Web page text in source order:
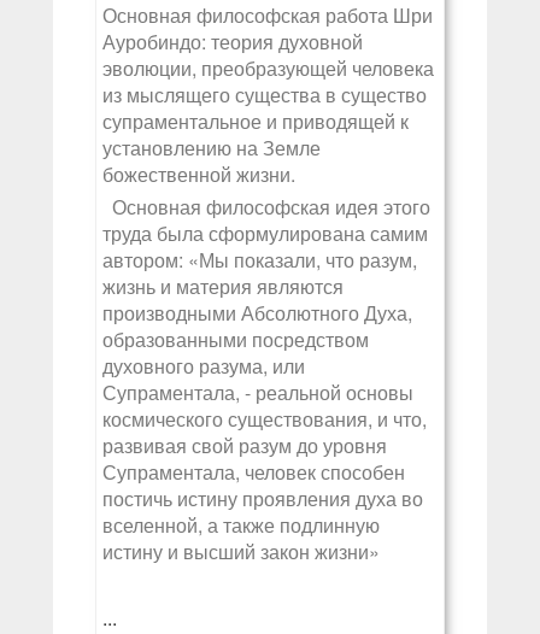
Основная философская работа Шри
Ауробиндо: теория духовной
эволюции, преобразующей человека
из мыслящего существа в существо
супраментальное и приводящей к
установлению на Земле
божественной жизни.
Основная философская идея этого
труда была сформулирована самим
автором: «Мы показали, что разум,
жизнь и материя являются
производными Абсолютного Духа,
образованными посредством
духовного разума, или
Супраментала, - реальной основы
космического существования, и что,
развивая свой разум до уровня
Супраментала, человек способен
постичь истину проявления духа во
вселенной, а также подлинную
истину и высший закон жизни»
...